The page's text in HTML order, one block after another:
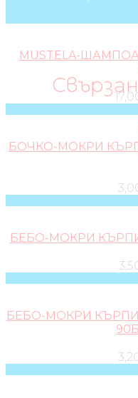
MUSTELA-
БОЧКО-МОКРИ
БЕБО-МОКРИ
БЕБО-МОКРИ КЪРПИ